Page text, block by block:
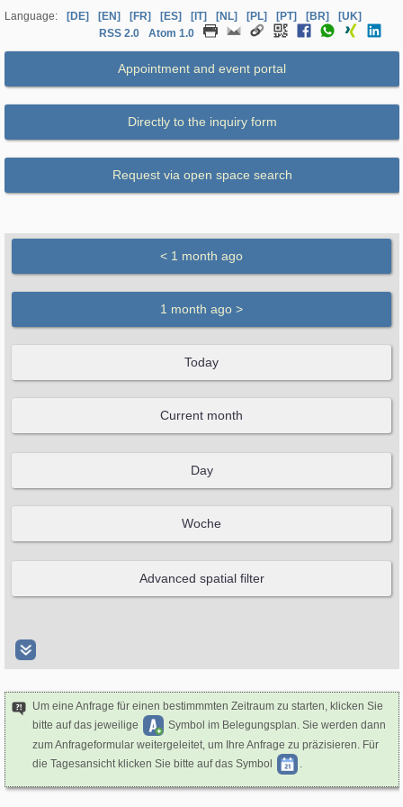
Language: [DE] [EN] [FR] [ES] [IT] [NL] [PL] [PT] [BR]
[UK]
RSS 2.0
Atom 1.0
Appointment and event portal
Directly to the inquiry form
Request via open space search
Um eine Anfrage für einen bestimmmten Zeitraum zu starten, klicken Sie
bitte auf das jeweilige
Symbol im Belegungsplan. Sie werden dann
zum Anfrageformular weitergeleitet, um Ihre Anfrage zu präzisieren. Für
die Tagesansicht klicken Sie bitte auf das Symbol